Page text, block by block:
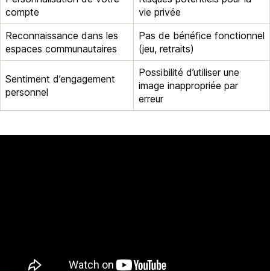
compte
vie privée
Reconnaissance dans les
espaces communautaires
Pas de bénéfice fonctionnel
(jeu, retraits)
Sentiment d’engagement
personnel
Possibilité d’utiliser une
image inappropriée par
erreur